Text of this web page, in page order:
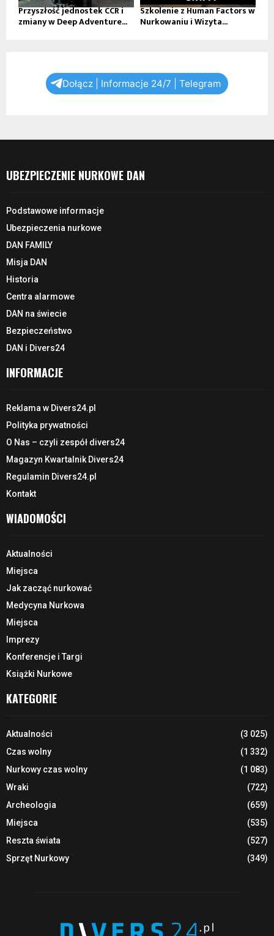
Przyszłość jednostek CCR i
zmiany w Deep Adventure...
Szkolenie z Human Factors w
Nurkowaniu i Wizyta...
Dołącz | Informacje 24/7 | Telegram
UBEZPIECZENIE NURKOWE DAN
Podstawowe informacje
Ubezpieczenia nurkowe
DAN FAMILY
Misja DAN
Historia
Centra alarmowe
DAN na świecie
Bezpieczeństwo
DAN i Divers24
INFORMACJE
Reklama w Divers24.pl
Polityka prywatności
O Nas – czyli zespół divers24
Magazyn Kwartalnik Divers24
Regulamin Divers24.pl
Kontakt
WIADOMOŚCI
Aktualności
Miejsca
Jak zacząć nurkować
Medycyna Nurkowa
Miejsca
Imprezy
Konferencje i Targi
Książki Nurkowe
KATEGORIE
Aktualności
(3 025)
Czas wolny
(1 332)
Nurkowy czas wolny
(1 083)
Wraki
(722)
Archeologia
(659)
Miejsca
(535)
Reszta świata
(527)
Sprzęt Nurkowy
(349)